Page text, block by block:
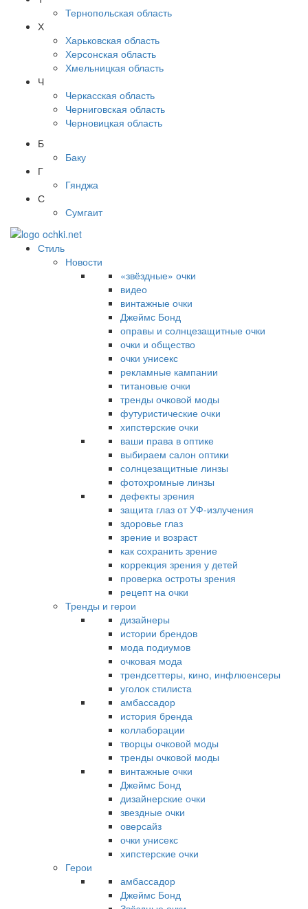
Тернопольская область
Х
Харьковская область
Херсонская область
Хмельницкая область
Ч
Черкасская область
Черниговская область
Черновицкая область
Б
Баку
Г
Гянджа
С
Сумгаит
Стиль
Новости
«звёздные» очки
видео
винтажные очки
Джеймс Бонд
оправы и солнцезащитные очки
очки и общество
очки унисекс
рекламные кампании
титановые очки
тренды очковой моды
футуристические очки
хипстерские очки
ваши права в оптике
выбираем салон оптики
солнцезащитные линзы
фотохромные линзы
дефекты зрения
защита глаз от УФ-излучения
здоровье глаз
зрение и возраст
как сохранить зрение
коррекция зрения у детей
проверка остроты зрения
рецепт на очки
Тренды и герои
дизайнеры
истории брендов
мода подиумов
очковая мода
трендсеттеры, кино, инфлюенсеры
уголок стилиста
амбассадор
история бренда
коллаборации
творцы очковой моды
тренды очковой моды
винтажные очки
Джеймс Бонд
дизайнерские очки
звездные очки
оверсайз
очки унисекс
хипстерские очки
Герои
амбассадор
Джеймс Бонд